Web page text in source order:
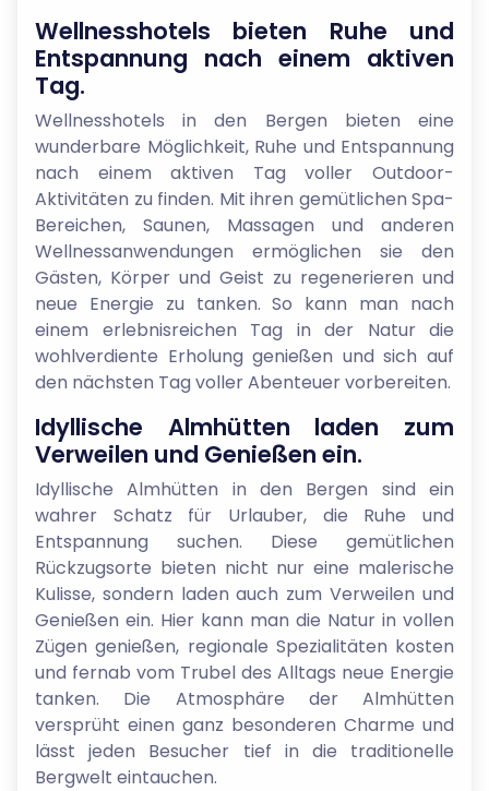
Wellnesshotels bieten Ruhe und
Entspannung nach einem aktiven
Tag.
Wellnesshotels in den Bergen bieten eine
wunderbare Möglichkeit, Ruhe und Entspannung
nach einem aktiven Tag voller Outdoor-
Aktivitäten zu finden. Mit ihren gemütlichen Spa-
Bereichen, Saunen, Massagen und anderen
Wellnessanwendungen ermöglichen sie den
Gästen, Körper und Geist zu regenerieren und
neue Energie zu tanken. So kann man nach
einem erlebnisreichen Tag in der Natur die
wohlverdiente Erholung genießen und sich auf
den nächsten Tag voller Abenteuer vorbereiten.
Idyllische Almhütten laden zum
Verweilen und Genießen ein.
Idyllische Almhütten in den Bergen sind ein
wahrer Schatz für Urlauber, die Ruhe und
Entspannung suchen. Diese gemütlichen
Rückzugsorte bieten nicht nur eine malerische
Kulisse, sondern laden auch zum Verweilen und
Genießen ein. Hier kann man die Natur in vollen
Zügen genießen, regionale Spezialitäten kosten
und fernab vom Trubel des Alltags neue Energie
tanken. Die Atmosphäre der Almhütten
versprüht einen ganz besonderen Charme und
lässt jeden Besucher tief in die traditionelle
Bergwelt eintauchen.